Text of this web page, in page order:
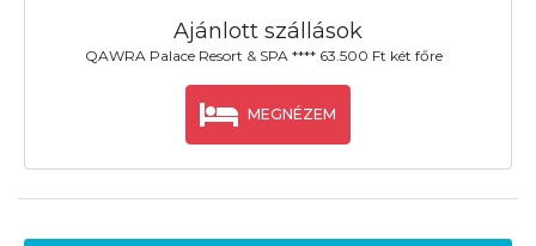
Ajánlott szállások
QAWRA Palace Resort & SPA **** 63.500 Ft két főre
MEGNÉZEM